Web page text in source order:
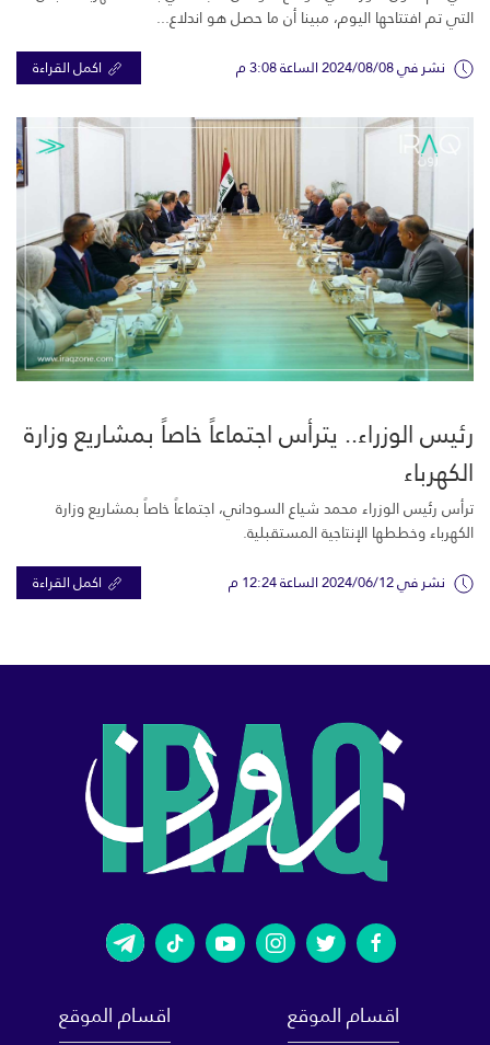
التي تم افتتاحها اليوم، مبينا أن ما حصل هو اندلاع...
نشر في 2024/08/08 الساعة 3:08 م اكمل القراءة
رئيس الوزراء.. يترأس اجتماعاً خاصاً بمشاريع وزارة
الكهرباء
ترأس ‏رئيس الوزراء محمد شياع السوداني، اجتماعاً خاصاً بمشاريع وزارة
الكهرباء وخططها الإنتاجية المستقبلية.
نشر في 2024/06/12 الساعة 12:24 م اكمل القراءة
اقسام الموقع اقسام الموقع